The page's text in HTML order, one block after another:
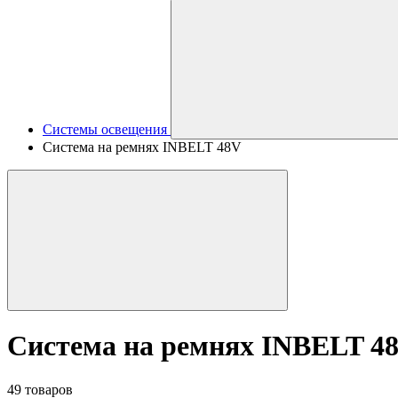
Системы освещения
Система на ремнях INBELT 48V
Система на ремнях INBELT
49 товаров